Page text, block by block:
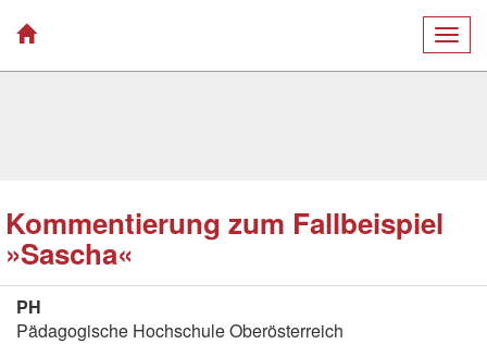
Kommentierung zum Fallbeispiel
»Sascha«
PH
Pädagogische Hochschule Oberösterreich